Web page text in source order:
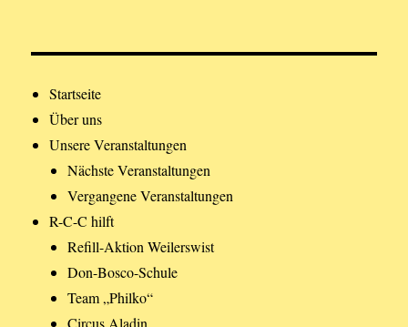
Startseite
Über uns
Unsere Veranstaltungen
Nächste Veranstaltungen
Vergangene Veranstaltungen
R-C-C hilft
Refill-Aktion Weilerswist
Don-Bosco-Schule
Team „Philko“
Circus Aladin